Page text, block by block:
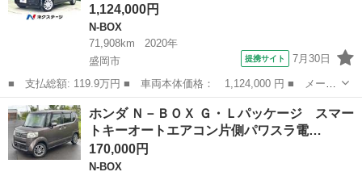
1,124,000円
N-BOX
71,908km
2020年
盛岡市
提携サイト 7月30日
■ 支払総額: 119.9万円 ■ 車両本体価格： 1,124,000 円 ■ メーカ
ー名： ホンダ ■ 車種名： Ｎ－ＢＯＸ ■ グレード名： Ｇ・Ｌ
ホンダセンシング ４ＷＤ 電動スライドドア ＳＤナビ バックカ
メラ 衝...
岩手 盛岡市 N-BOX
ホンダ Ｎ－ＢＯＸ Ｇ・Ｌパッケージ スマー
トキーオートエアコン片側パワスラ電…
170,000円
N-BOX